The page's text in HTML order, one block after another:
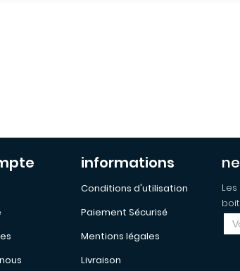
informations
Conditions d'utilisation
Paiement Sécurisé
Mentions légales
Livraison